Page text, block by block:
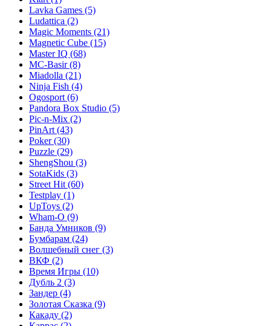
Lavka Games (5)
Ludattica (2)
Magic Moments (21)
Magnetic Cube (15)
Master IQ (68)
MC-Basir(8)
Miadolla (21)
Ninja Fish (4)
Ogosport (6)
Pandora Box Studio (5)
Pic-n-Mix (2)
PinArt (43)
Poker(30)
Puzzle (29)
ShengShou (3)
SotaKids (3)
Street Hit (60)
Testplay (1)
UpToys (2)
Wham-O (9)
Банда Умников (9)
Бумбарам (24)
Волшебный снег (3)
ВКФ (2)
Время Игры (10)
Дубль 2 (3)
Зандер (4)
Золотая Сказка (9)
Какаду (2)